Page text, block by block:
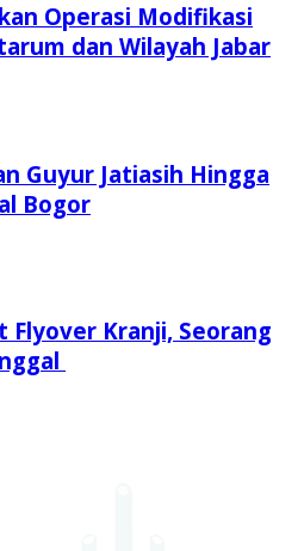
Operasi Modifikasi
dan Wilayah Jabar
Guyur Jatiasih Hingga
Bogor
Flyover Kranji, Seorang